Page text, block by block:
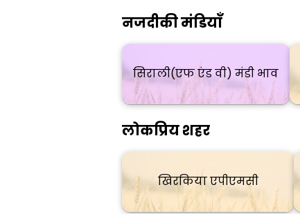
नजदीकी मंडियाँ
सिराली(एफ एंड वी) मंडी भाव
लोकप्रिय शहर
खिरकिया एपीएमसी